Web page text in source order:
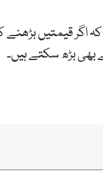
بھی بڑھ سکتے ہیں۔